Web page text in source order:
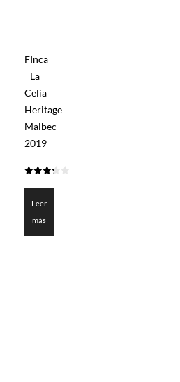
FInca
La
Celia
Heritage
Malbec-
2019
de 5
Leer
más